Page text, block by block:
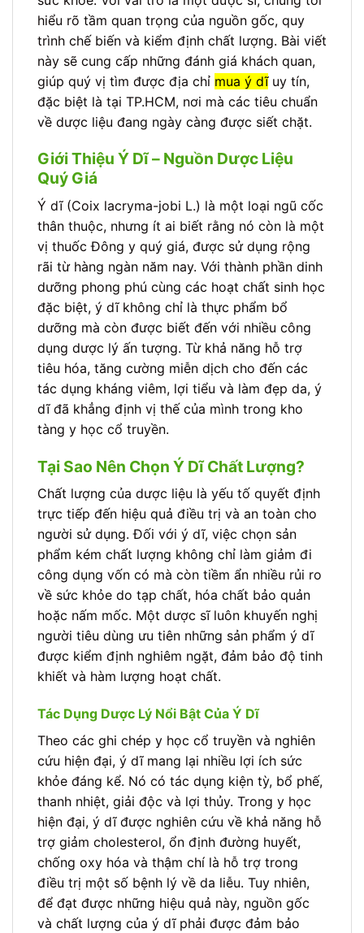
hiểu rõ tầm quan trọng của nguồn gốc, quy
trình chế biến và kiểm định chất lượng. Bài viết
này sẽ cung cấp những đánh giá khách quan,
giúp quý vị tìm được địa chỉ mua ý dĩuy tín,
đặc biệt là tại TP.HCM, nơi mà các tiêu chuẩn
về dược liệu đang ngày càng được siết chặt.
Giới Thiệu Ý Dĩ – Nguồn Dược Liệu
Quý Giá
Ý dĩ (Coix lacryma-jobi L.) là một loại ngũ cốc
thân thuộc, nhưng ít ai biết rằng nó còn là một
vị thuốc Đông y quý giá, được sử dụng rộng
rãi từ hàng ngàn năm nay. Với thành phần dinh
dưỡng phong phú cùng các hoạt chất sinh học
đặc biệt, ý dĩ không chỉ là thực phẩm bổ
dưỡng mà còn được biết đến với nhiều công
dụng dược lý ấn tượng. Từ khả năng hỗ trợ
tiêu hóa, tăng cường miễn dịch cho đến các
tác dụng kháng viêm, lợi tiểu và làm đẹp da, ý
dĩ đã khẳng định vị thế của mình trong kho
tàng y học cổ truyền.
Tại Sao Nên Chọn Ý Dĩ Chất Lượng?
Chất lượng của dược liệu là yếu tố quyết định
trực tiếp đến hiệu quả điều trị và an toàn cho
người sử dụng. Đối với ý dĩ, việc chọn sản
phẩm kém chất lượng không chỉ làm giảm đi
công dụng vốn có mà còn tiềm ẩn nhiều rủi ro
về sức khỏe do tạp chất, hóa chất bảo quản
hoặc nấm mốc. Một dược sĩ luôn khuyến nghị
người tiêu dùng ưu tiên những sản phẩm ý dĩ
được kiểm định nghiêm ngặt, đảm bảo độ tinh
khiết và hàm lượng hoạt chất.
Tác Dụng Dược Lý Nổi Bật Của Ý Dĩ
Theo các ghi chép y học cổ truyền và nghiên
cứu hiện đại, ý dĩ mang lại nhiều lợi ích sức
khỏe đáng kể. Nó có tác dụng kiện tỳ, bổ phế,
thanh nhiệt, giải độc và lợi thủy. Trong y học
hiện đại, ý dĩ được nghiên cứu về khả năng hỗ
trợ giảm cholesterol, ổn định đường huyết,
chống oxy hóa và thậm chí là hỗ trợ trong
điều trị một số bệnh lý về da liễu. Tuy nhiên,
để đạt được những hiệu quả này, nguồn gốc
và chất lượng của ý dĩ phải được đảm bảo